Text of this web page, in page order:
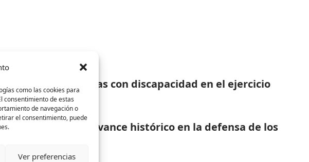
como las cookies para
consentimiento de estas
de navegación o
el consentimiento, puede
Ver preferencias
a las personas con discapacidad en el ejercicio
celebran este avance histórico en la defensa de los
sus familias